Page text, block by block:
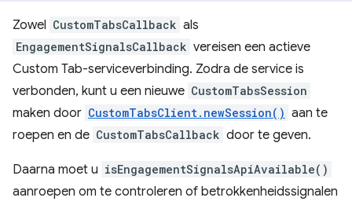
Zowel CustomTabsCallback als
EngagementSignalsCallback vereisen een actieve
Custom Tab-serviceverbinding. Zodra de service is
verbonden, kunt u een nieuwe CustomTabsSession
maken door CustomTabsClient.newSession() aan te
roepen en de CustomTabsCallback door te geven.
Daarna moet u isEngagementSignalsApiAvailable()
aanroepen om te controleren of betrokkenheidssignalen